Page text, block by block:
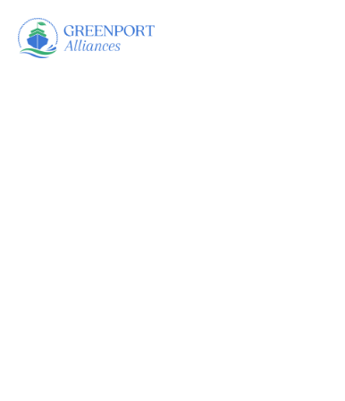
Sari